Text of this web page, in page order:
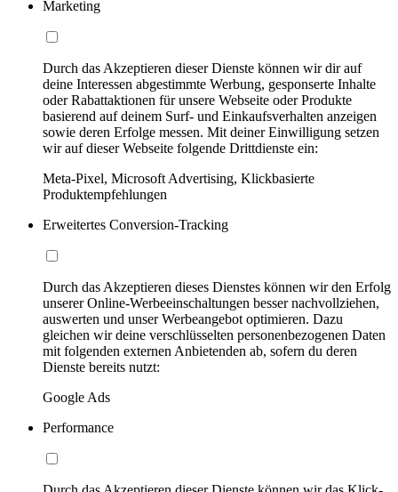
Marketing
Durch das Akzeptieren dieser Dienste können wir dir auf
deine Interessen abgestimmte Werbung, gesponserte Inhalte
oder Rabattaktionen für unsere Webseite oder Produkte
basierend auf deinem Surf- und Einkaufsverhalten anzeigen
sowie deren Erfolge messen. Mit deiner Einwilligung setzen
wir auf dieser Webseite folgende Drittdienste ein:
Meta-Pixel, Microsoft Advertising, Klickbasierte
Produktempfehlungen
Erweitertes Conversion-Tracking
Durch das Akzeptieren dieses Dienstes können wir den Erfolg
unserer Online-Werbeeinschaltungen besser nachvollziehen,
auswerten und unser Werbeangebot optimieren. Dazu
gleichen wir deine verschlüsselten personenbezogenen Daten
mit folgenden externen Anbietenden ab, sofern du deren
Dienste bereits nutzt:
Google Ads
Performance